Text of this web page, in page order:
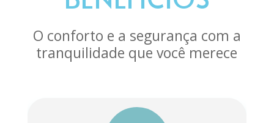
O conforto e a segurança com a
tranquilidade que você merece